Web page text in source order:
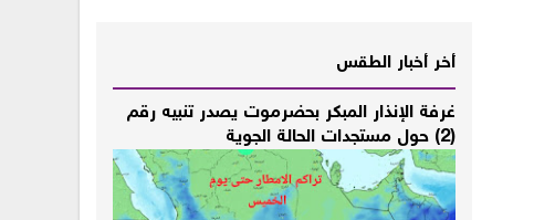
أخر أخبار الطقس
غرفة الإنذار المبكر بحضرموت يصدر تنبيه رقم
(2) حول مستجدات الحالة الجوية